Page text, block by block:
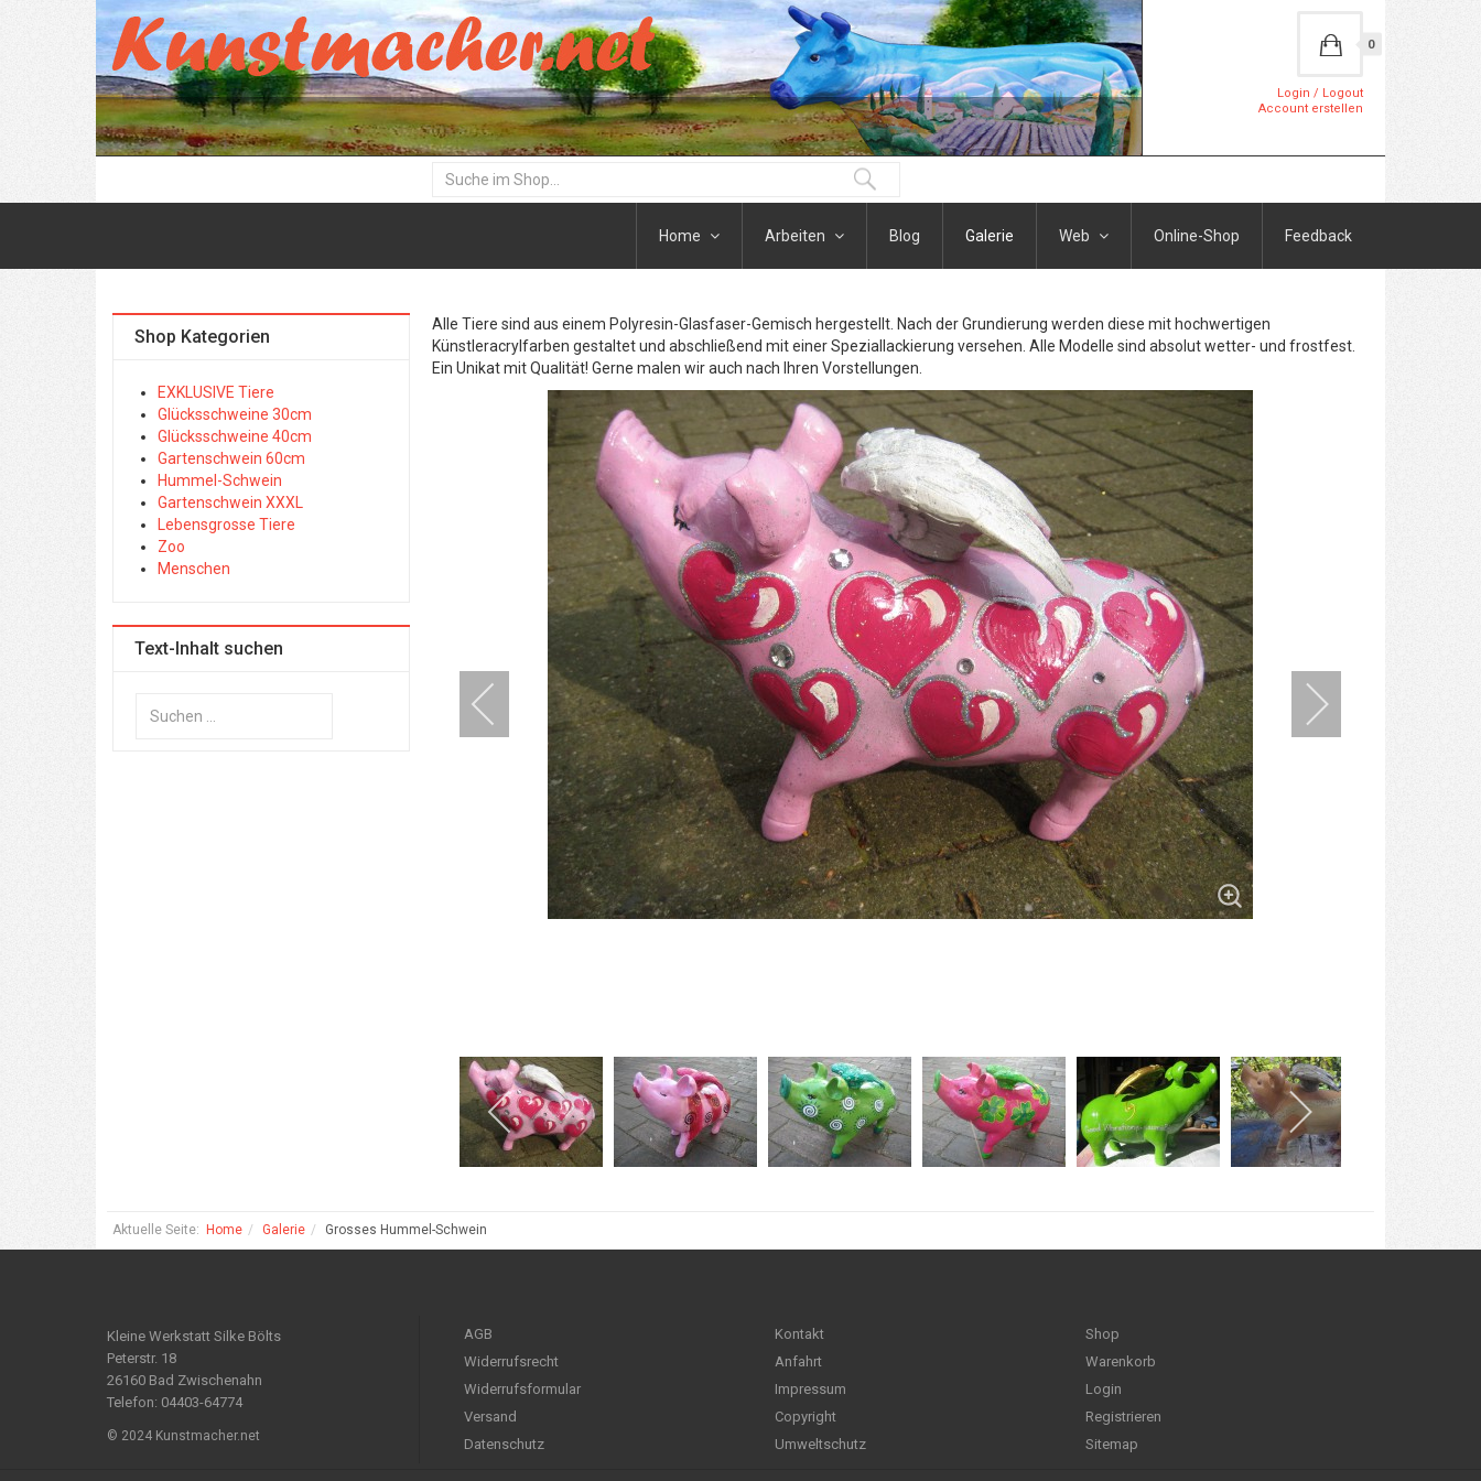
0
Login / Logout
Account erstellen
Home Arbeiten Blog Galerie Web Online-Shop Feedback
Alle Tiere sind aus einem Polyresin-Glasfaser-Gemisch hergestellt. Nach der Grundierung werden diese mit hochwertigen
Künstleracrylfarben gestaltet und abschließend mit einer Speziallackierung versehen. Alle Modelle sind absolut wetter- und frostfest.
Ein Unikat mit Qualität! Gerne malen wir auch nach Ihren Vorstellungen.
Shop Kategorien
EXKLUSIVE Tiere
Glücksschweine 30cm
Glücksschweine 40cm
Gartenschwein 60cm
Hummel-Schwein
Gartenschwein XXXL
Lebensgrosse Tiere
Zoo
Menschen
Text-Inhalt suchen
Aktuelle Seite: Home Galerie Grosses Hummel-Schwein
Kleine Werkstatt Silke Bölts
Peterstr. 18
26160 Bad Zwischenahn
Telefon: 04403-64774
© 2024 Kunstmacher.net
AGB
Widerrufsrecht
Widerrufsformular
Versand
Datenschutz
Kontakt
Anfahrt
Impressum
Copyright
Umweltschutz
Shop
Warenkorb
Login
Registrieren
Sitemap